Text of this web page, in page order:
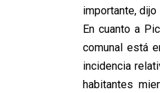
importante, dijo
En cuanto a
comunal está
incidencia
habitantes